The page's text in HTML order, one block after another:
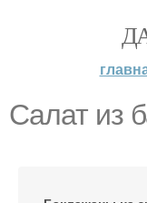
Салат из